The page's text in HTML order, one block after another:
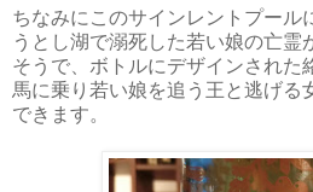
ちなみにこのサインレントプール
うとし湖で溺死した若い娘の亡霊
そうで、ボトルにデザインされた
馬に乗り若い娘を追う王と逃げる
できます。